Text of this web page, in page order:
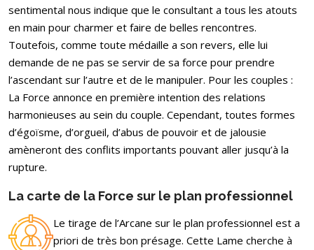
sentimental nous indique que le consultant a tous les atouts
en main pour charmer et faire de belles rencontres.
Toutefois, comme toute médaille a son revers, elle lui
demande de ne pas se servir de sa force pour prendre
l’ascendant sur l’autre et de le manipuler. Pour les couples :
La Force annonce en première intention des relations
harmonieuses au sein du couple. Cependant, toutes formes
d’égoïsme, d’orgueil, d’abus de pouvoir et de jalousie
amèneront des conflits importants pouvant aller jusqu’à la
rupture.
La carte de la Force sur le plan professionnel
Le tirage de l’Arcane sur le plan professionnel est a
priori de très bon présage. Cette Lame cherche à